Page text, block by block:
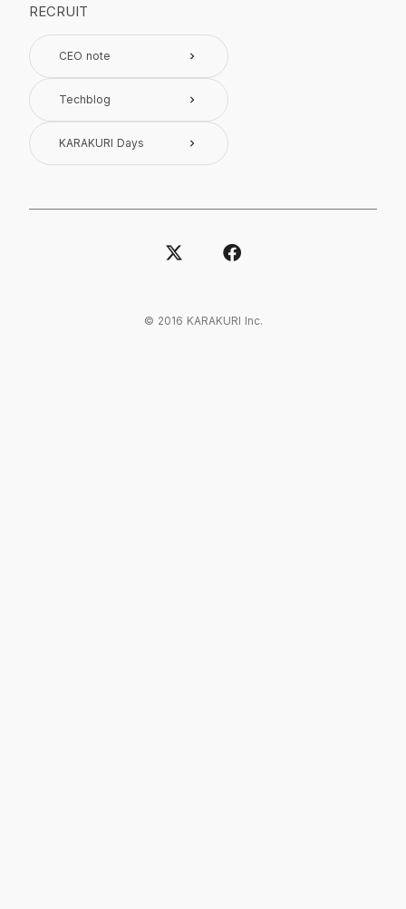
RECRUIT
CEO note keyboard_arrow_right
Techblog keyboard_arrow_right
KARAKURI Days keyboard_arrow_right
© 2016 KARAKURI Inc.